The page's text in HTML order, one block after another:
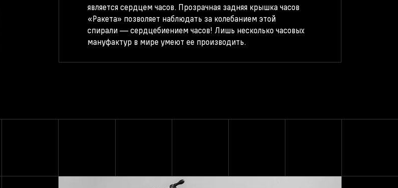
является сердцем часов. Прозрачная задняя крышка часов
«Ракета» позволяет наблюдать за колебанием этой
спирали — сердцебиением часов! Лишь несколько часовых
мануфактур в мире умеют ее производить.